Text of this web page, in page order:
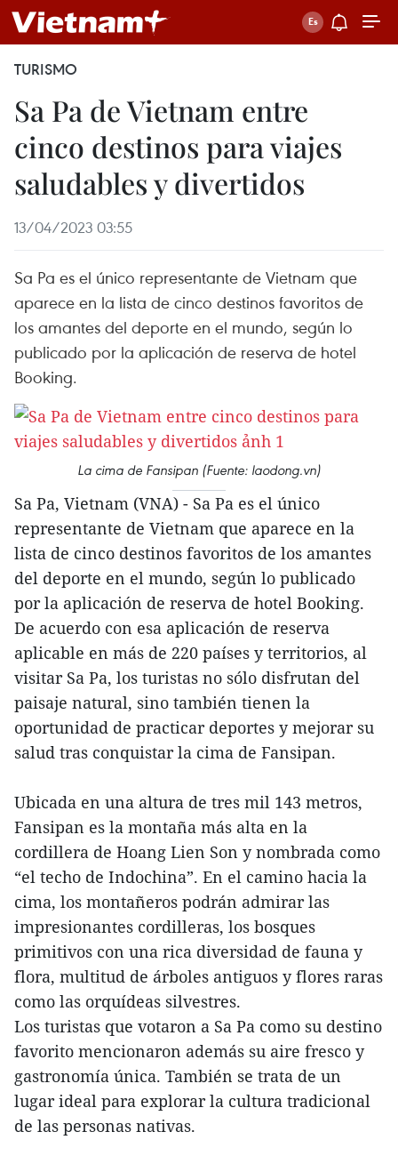
TURISMO
Sa Pa de Vietnam entre
cinco destinos para viajes
saludables y divertidos
13/04/2023 03:55
Sa Pa es el único representante de Vietnam que
aparece en la lista de cinco destinos favoritos de
los amantes del deporte en el mundo, según lo
publicado por la aplicación de reserva de hotel
Booking.
La cima de Fansipan (Fuente: laodong.vn)
Sa Pa, Vietnam (VNA) - Sa Pa es el único
representante de Vietnam que aparece en la
lista de cinco destinos favoritos de los amantes
del deporte en el mundo, según lo publicado
por la aplicación de reserva de hotel Booking.
De acuerdo con esa aplicación de reserva
aplicable en más de 220 países y territorios, al
visitar Sa Pa, los turistas no sólo disfrutan del
paisaje natural, sino también tienen la
oportunidad de practicar deportes y mejorar su
salud tras conquistar la cima de Fansipan.
Ubicada en una altura de tres mil 143 metros,
Fansipan es la montaña más alta en la
cordillera de Hoang Lien Son y nombrada como
“el techo de Indochina”. En el camino hacia la
cima, los montañeros podrán admirar las
impresionantes cordilleras, los bosques
primitivos con una rica diversidad de fauna y
flora, multitud de árboles antiguos y flores raras
como las orquídeas silvestres.
Los turistas que votaron a Sa Pa como su destino
favorito mencionaron además su aire fresco y
gastronomía única. También se trata de un
lugar ideal para explorar la cultura tradicional
de las personas nativas.